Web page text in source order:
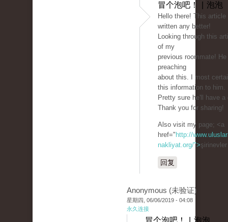
冒个泡吧！ | 泡泡
Hello there! This
written any better!
Looking through this
of my
previous roommate!
preaching
about this. I most
this information to him.
Pretty sure he'll have a
Thank you for sharing!
Also visit my page; <a
href=" http://
nakliyat.org/">
回复
Anonymous (未验证)
星期四, 06/06/2019 - 04:08
永久连接